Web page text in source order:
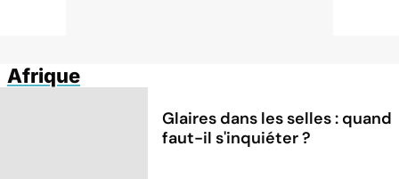
Afrique
Glaires dans les selles : quand
faut-il s'inquiéter ?